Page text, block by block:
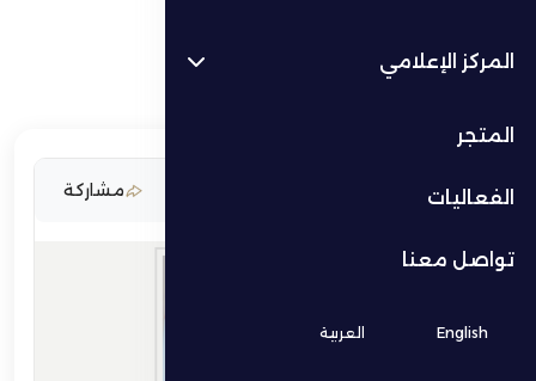
المركز الإعلامي
المتجر
الفعاليات
تواصل معنا
English العربية
12 يونيو 2026 مشاركة